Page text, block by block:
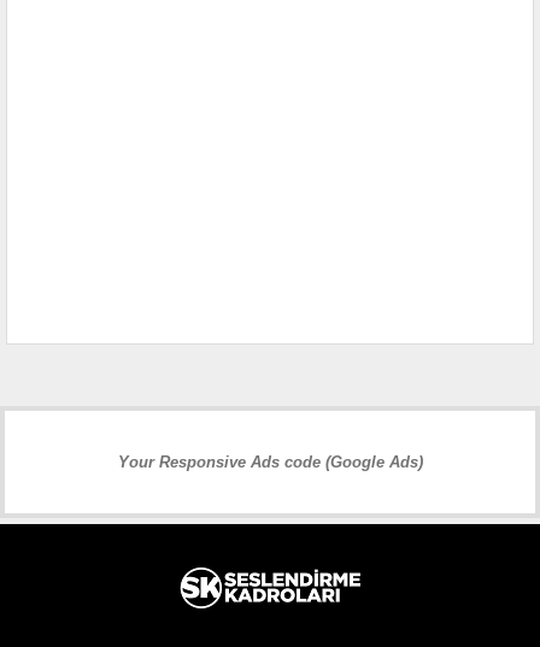
Your Responsive Ads code (Google Ads)